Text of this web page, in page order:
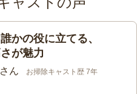
かの役に立てる、
が魅力
ん お掃除キャスト歴 7年